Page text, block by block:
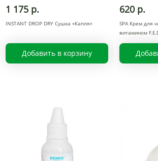
1 175 р.
INSTANT DROP DRY Сушка «Капля»
Добавить в корзину
620 р.
SPA Крем для
витамином